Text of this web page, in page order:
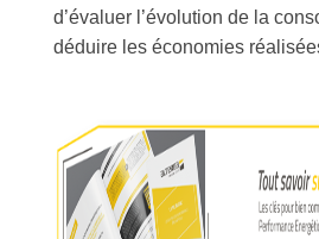
d’évaluer l’évolution de la
déduire les économies